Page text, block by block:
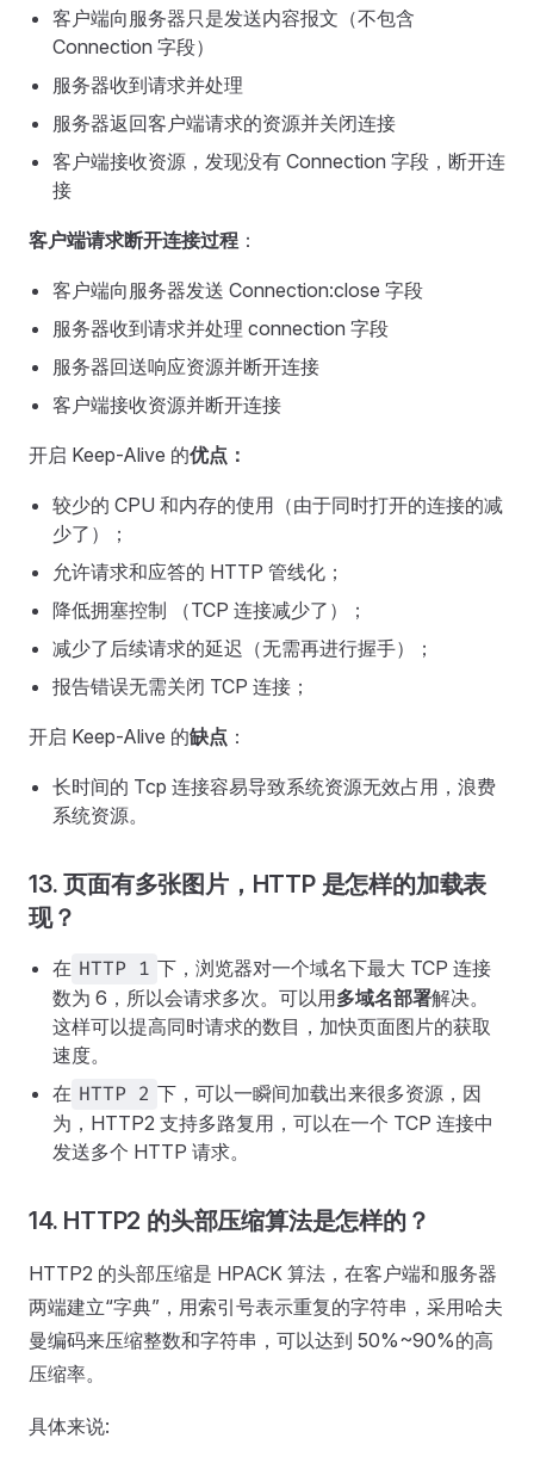
客户端向服务器只是发送内容报文（不包含
Connection 字段）
服务器收到请求并处理
服务器返回客户端请求的资源并关闭连接
客户端接收资源，发现没有 Connection 字段，断开连
接
客户端请求断开连接过程 ：
客户端向服务器发送 Connection:close 字段
服务器收到请求并处理 connection 字段
服务器回送响应资源并断开连接
客户端接收资源并断开连接
开启 Keep-Alive 的优点：
较少的 CPU 和内存的使⽤（由于同时打开的连接的减
少了）；
允许请求和应答的 HTTP 管线化；
降低拥塞控制 （TCP 连接减少了）；
减少了后续请求的延迟（⽆需再进⾏握⼿）；
报告错误⽆需关闭 TCP 连接；
开启 Keep-Alive 的缺点 ：
长时间的 Tcp 连接容易导致系统资源无效占用，浪费
系统资源。
13. 页面有多张图片，HTTP 是怎样的加载表
现？
在 HTTP 1 下，浏览器对一个域名下最大 TCP 连接
数为 6，所以会请求多次。可以用多域名部署解决。
这样可以提高同时请求的数目，加快页面图片的获取
速度。
在 HTTP 2 下，可以一瞬间加载出来很多资源，因
为，HTTP2 支持多路复用，可以在一个 TCP 连接中
发送多个 HTTP 请求。
14. HTTP2 的头部压缩算法是怎样的？
HTTP2 的头部压缩是 HPACK 算法，在客户端和服务器
两端建立“字典”，用索引号表示重复的字符串，采用哈夫
曼编码来压缩整数和字符串，可以达到 50%~90%的高
压缩率。
具体来说: